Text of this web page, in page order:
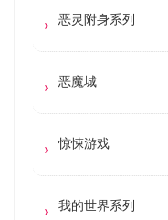
恶灵附身系列
恶魔城
惊悚游戏
我的世界系列